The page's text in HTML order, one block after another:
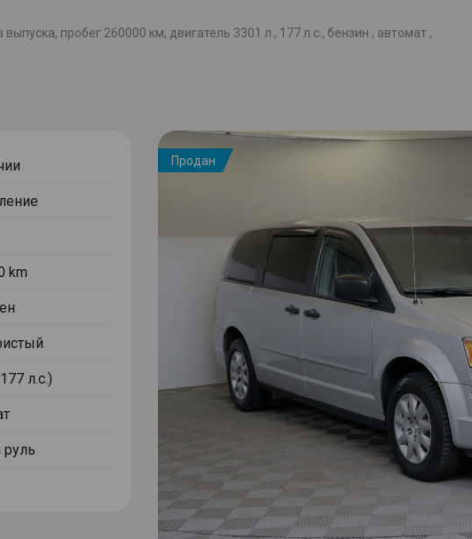
пробег 260000 км, двигатель 3301 л., 177 л.с., бензин , автомат ,
km
л.с.)
Продан